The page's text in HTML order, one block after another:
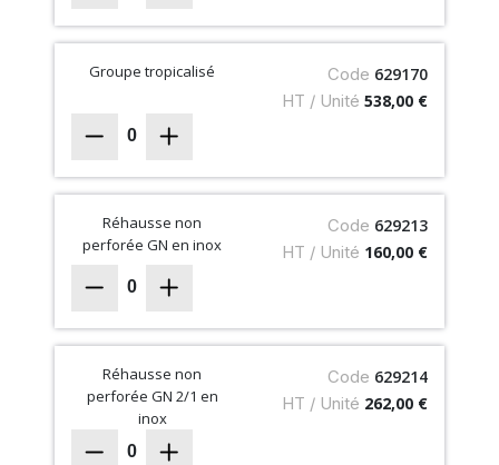
Groupe tropicalisé Code 629170
HT / Unité 538,00 €
0
Réhausse non
perforée GN en inox
Code 629213
HT / Unité 160,00 €
0
Réhausse non
perforée GN 2/1 en
inox
Code 629214
HT / Unité 262,00 €
0